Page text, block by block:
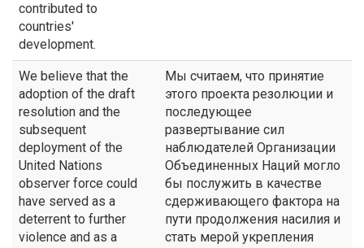
contributed to
countries'
development.
We believe that the
adoption of the draft
resolution and the
subsequent
deployment of the
United Nations
observer force could
have served as a
deterrent to further
violence and as a
Мы считаем, что принятие
этого проекта резолюции и
последующее
развертывание сил
наблюдателей Организации
Объединенных Наций могло
бы послужить в качестве
сдерживающего фактора на
пути продолжения насилия и
стать мерой укрепления